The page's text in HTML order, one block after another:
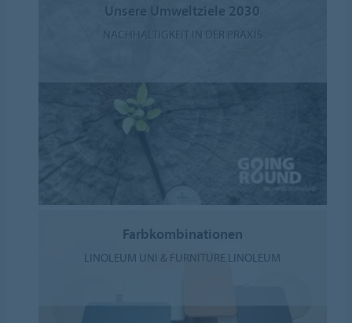
Unsere Umweltziele 2030
NACHHALTIGKEIT IN DER PRAXIS
Farbkombinationen
LINOLEUM UNI & FURNITURE LINOLEUM